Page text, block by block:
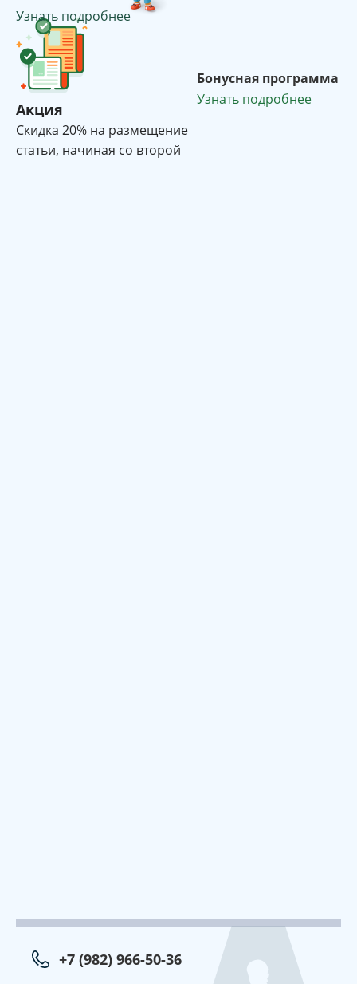
Узнать подробнее
Акция
Cкидка 20% на размещение
статьи, начиная со второй
Бонусная программа
Узнать подробнее
+7 (982) 966-50-36